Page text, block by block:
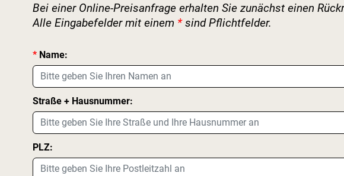
Bei einer Online-Preisanfrage erhalten Sie zunächst einen
Alle Eingabefelder mit einem *sind Pflichtfelder.
* Name:
Straße + Hausnummer:
PLZ: